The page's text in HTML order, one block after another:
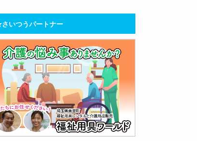
いつうパートナー